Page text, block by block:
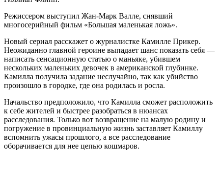
Режиссером выступил Жан-Марк Валле, снявший
многосерийный фильм «Большая маленькая ложь».
Новый сериал расскажет о журналистке Камилле Прикер.
Неожиданно главной героине выпадает шанс показать себя —
написать сенсационную статью о маньяке, убившем
нескольких маленьких девочек в американской глубинке.
Камилла получила задание неслучайно, так как убийство
произошло в городке, где она родилась и росла.
Начальство предположило, что Камилла сможет расположить
к себе жителей и быстрее разобраться в нюансах
расследования. Только вот возвращение на малую родину и
погружение в провинциальную жизнь заставляет Камиллу
вспомнить ужасы прошлого, а все расследование
оборачивается для нее цепью кошмаров.